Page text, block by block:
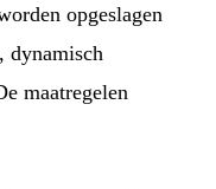
opgeslagen
, dynamisch
maatregelen